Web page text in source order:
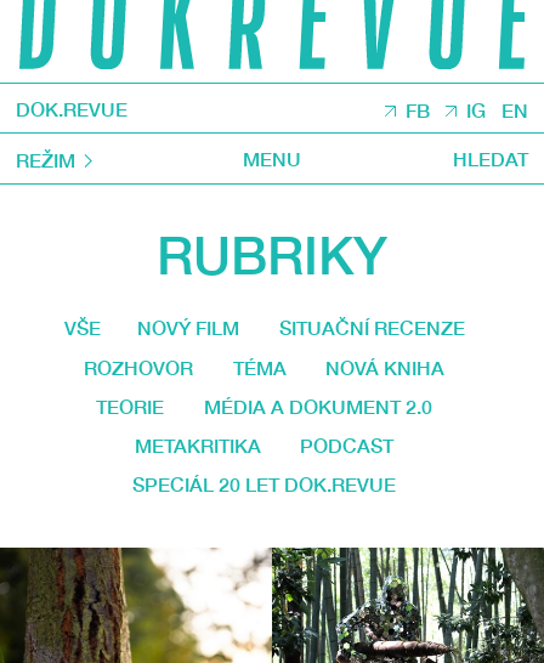
DOK.REVUE FB IG EN
REŽIM MENU HLEDAT
RUBRIKY
VŠE NOVÝ FILM
SITUAČNÍ RECENZE
ROZHOVOR
TÉMA
NOVÁ KNIHA
TEORIE
MÉDIA A DOKUMENT 2.0
METAKRITIKA
PODCAST
SPECIÁL 20 LET DOK.REVUE